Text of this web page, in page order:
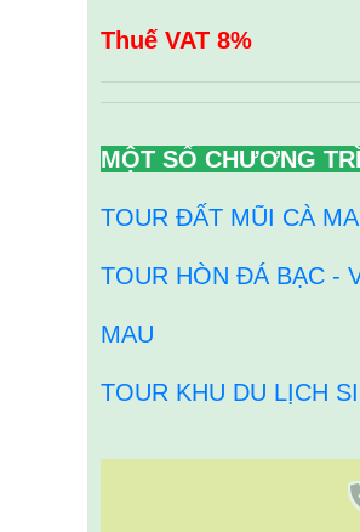
Thuế VAT 8%
MỘT SỐ CHƯƠNG
TOUR ĐẤT MŨI CÀ
TOUR HÒN ĐÁ BẠC -
MAU
TOUR KHU DU LỊCH